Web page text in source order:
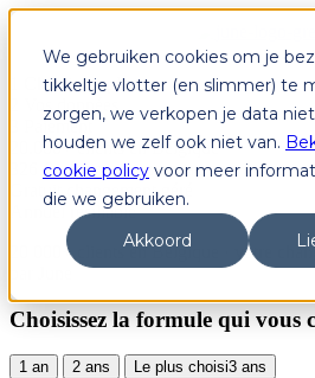
We gebruiken cookies om je
tikkeltje vlotter (en slimmer) te
zorgen, we verkopen je data
houden we zelf ook niet van.
cookie policy voor meer
die we gebruiken.
Akkoord
Choisir un plan
Paiement
20.000+ clients en Belgique
326 €+ économie moy./an
Gratuit
changement géré
Annuel résiliable
20 000+ clients en Belgique · votre
Choisissez la formule qui vous
1 an 2 ans Le plus choisi3 ans